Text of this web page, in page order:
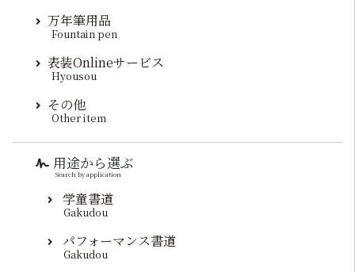
万年筆用品
Fountain pen
表装Onlineサービス
Hyousou
その他
Other item
用途から選ぶ
Search by application
学童書道
Gakudou
パフォーマンス書道
Gakudou